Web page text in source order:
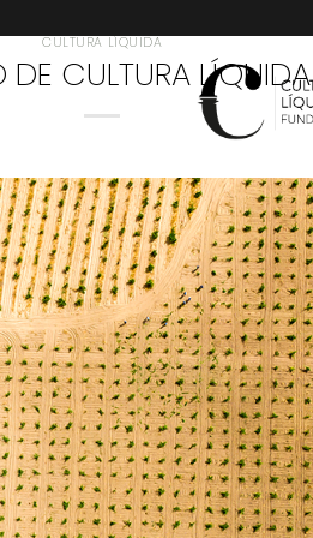
CULTURA LÍQUIDA
DE CULTURA LÍQUIDA